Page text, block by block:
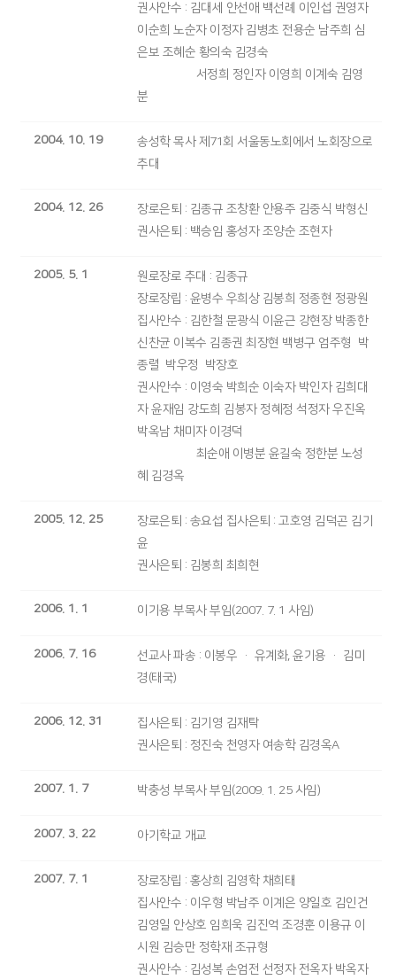
권사안수 : 김대세 안선애 백선례 이인섭 권영자
이순희 노순자 이정자 김병초 전용순 남주희 심
은보 조혜순 황의숙 김경숙
서정희 정인자 이영희 이계숙 김영
분
2004. 10. 19
송성학 목사 제71회 서울동노회에서 노회장으로
추대
2004. 12. 26
장로은퇴 : 김종규 조창환 안용주 김중식 박형신
권사은퇴 : 백승임 홍성자 조양순 조현자
2005. 5. 1
원로장로 추대 : 김종규
장로장립 : 윤병수 우희상 김봉희 정종현 정광원
집사안수 : 김한철 문광식 이윤근 강현장 박종한
신찬균 이복수 김종권 최장현 백병구 엄주형 박
종렬 박우정 박장호
권사안수 : 이영숙 박희순 이숙자 박인자 김희대
자 윤재임 강도희 김봉자 정혜정 석정자 우진옥
박옥남 채미자 이경덕
최순애 이병분 윤길숙 정한분 노성
혜 김경옥
2005. 12. 25
장로은퇴 : 송요섭 집사은퇴 : 고호영 김덕곤 김기
윤
권사은퇴 : 김봉희 최희현
2006. 1. 1 이기용 부목사 부임(2007. 7. 1 사임)
2006. 7. 16
선교사 파송 : 이봉우 · 유계화, 윤기용 · 김미
경(태국)
2006. 12. 31
집사은퇴 : 김기영 김재탁
권사은퇴 : 정진숙 천영자 여송학 김경옥A
2007. 1. 7 박충성 부목사 부임(2009. 1. 25 사임)
2007. 3. 22 아기학교 개교
2007. 7. 1
장로장립 : 홍상희 김영학 채희태
집사안수 : 이우형 박남주 이계은 양일호 김인건
김영일 안상호 임희욱 김진억 조경훈 이용규 이
시원 김승만 정학재 조규형
권사안수 : 김성복 손엄전 선정자 전옥자 박옥자